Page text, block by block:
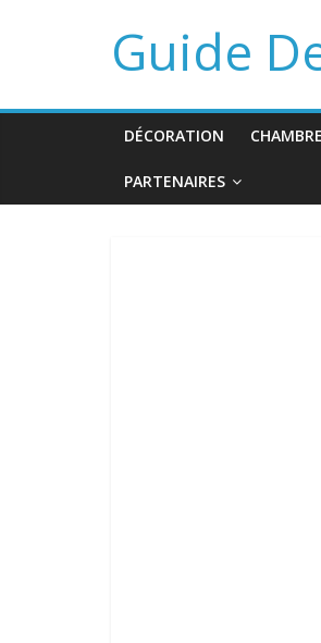
Guide
DÉCORATION CHAMBRE
PARTENAIRES